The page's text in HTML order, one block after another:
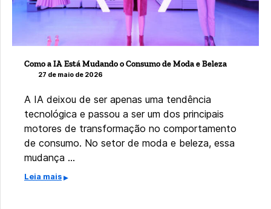
Como a IA Está Mudando o Consumo de Moda e Beleza
27 de maio de 2026
A IA deixou de ser apenas uma tendência
tecnológica e passou a ser um dos principais
motores de transformação no comportamento
de consumo. No setor de moda e beleza, essa
mudança …
Leia mais